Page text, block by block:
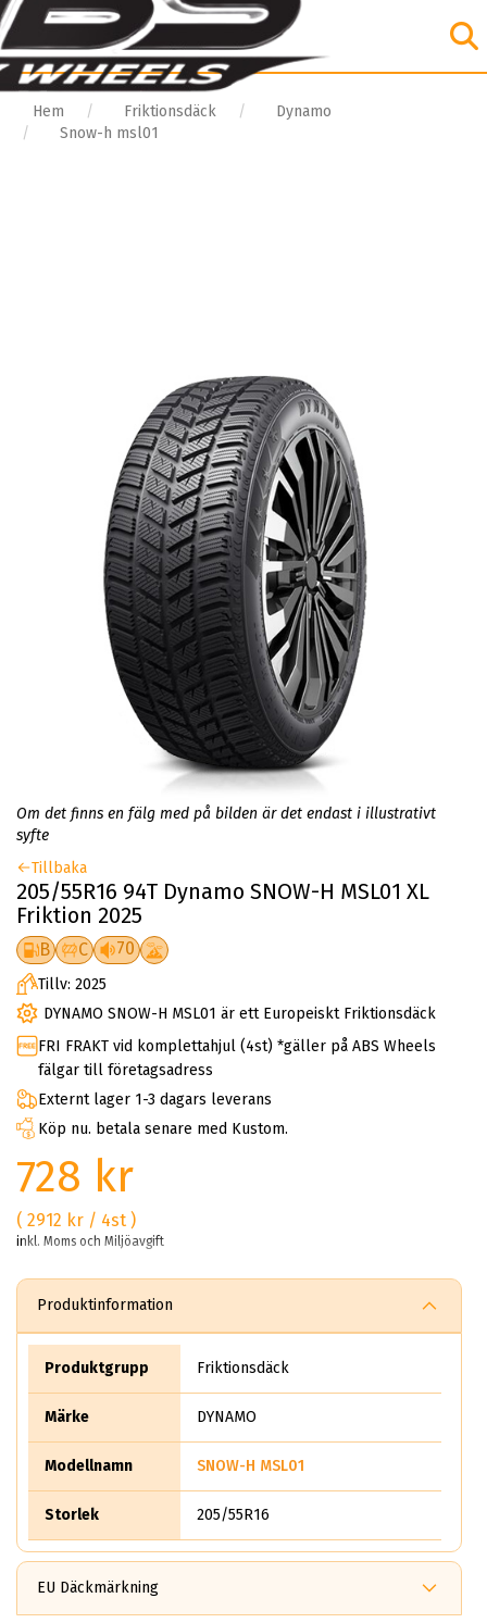
Hem Friktionsdäck
Dynamo
Snow-h msl01
Om det finns en fälg med på bilden är det endast i illustrativt
syfte
Tillbaka
205/55R16 94T Dynamo SNOW-H MSL01 XL
Friktion 2025
B C 70
Tillv: 2025
DYNAMO SNOW-H MSL01 är ett Europeiskt Friktionsdäck
FRI FRAKT vid komplettahjul (4st) *gäller på ABS Wheels
fälgar till företagsadress
Externt lager 1-3 dagars leverans
Köp nu. betala senare med Kustom.
728 kr
( 2912 kr / 4st )
inkl. Moms och Miljöavgift
Produktinformation
Produktgrupp Friktionsdäck
Märke DYNAMO
Modellnamn SNOW-H MSL01
Storlek 205/55R16
EU Däckmärkning